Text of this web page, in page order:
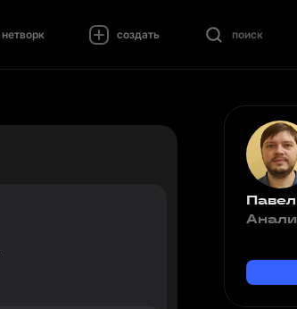
нетворк создать поиск